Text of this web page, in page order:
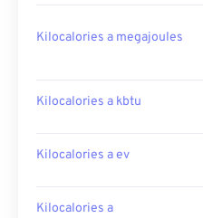
Kilocalories a megajoules
Kilocalories a kbtu
Kilocalories a ev
Kilocalories a